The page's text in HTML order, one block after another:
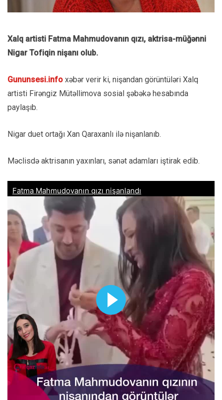
Xalq artisti Fatma Mahmudovanın qızı, aktrisa-müğənni
Nigar Tofiqin nişanı olub.
Gununsesi.info xəbər verir ki, nişandan görüntüləri Xalq
artisti Firəngiz Mütəllimova sosial şəbəkə hesabında
paylaşıb.
Nigar duet ortağı Xan Qaraxanlı ilə nişanlanıb.
Məclisdə aktrisanın yaxınları, sənət adamları iştirak edib.